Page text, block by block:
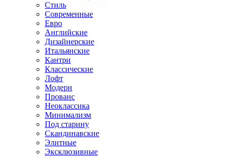
Стиль
Современные
Евро
Английские
Дизайнерские
Итальянские
Кантри
Классические
Лофт
Модерн
Прованс
Неоклассика
Минимализм
Под старину
Скандинавские
Элитные
Эксклюзивные